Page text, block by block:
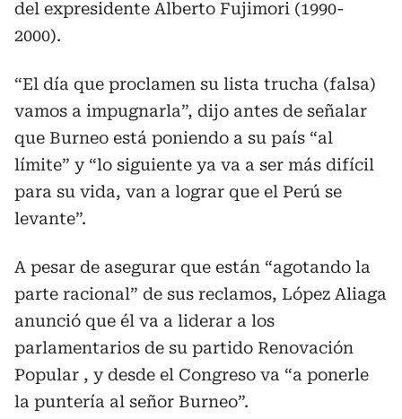
del expresidente Alberto Fujimori (1990-
2000).
“El día que proclamen su lista trucha (falsa)
vamos a impugnarla”, dijo antes de señalar
que Burneo está poniendo a su país “al
límite” y “lo siguiente ya va a ser más difícil
para su vida, van a lograr que el Perú se
levante”.
A pesar de asegurar que están “agotando la
parte racional” de sus reclamos, López Aliaga
anunció que él va a liderar a los
parlamentarios de su partido Renovación
Popular , y desde el Congreso va “a ponerle
la puntería al señor Burneo”.